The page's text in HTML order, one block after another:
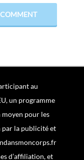
au
un programme
pour les
par la publicité et
d’affiliation, et